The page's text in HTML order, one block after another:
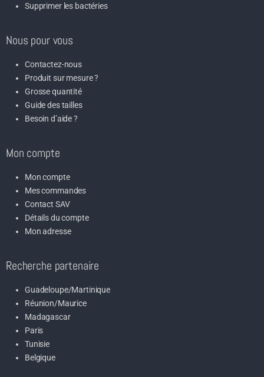
Supprimer les bactéries
Nous pour vous
Contactez-nous
Produit sur mesure ?
Grosse quantité
Guide des tailles
Besoin d’aide ?
Mon compte
Mon compte
Mes commandes
Contact SAV
Détails du compte
Mon adresse
Recherche partenaire
Guadeloupe/Martinique
Réunion/Maurice
Madagascar
Paris
Tunisie
Belgique